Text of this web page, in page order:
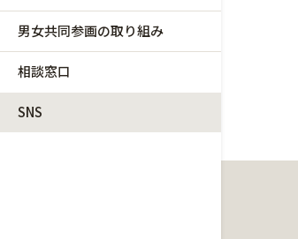
男女共同参画の取り組み
相談窓口
SNS